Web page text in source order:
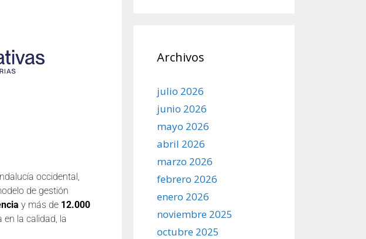
occidental,
de gestión
y más de 12.000
en la calidad, la
Archivos
julio 2026
junio 2026
mayo 2026
abril 2026
marzo 2026
febrero 2026
enero 2026
noviembre 2025
octubre 2025